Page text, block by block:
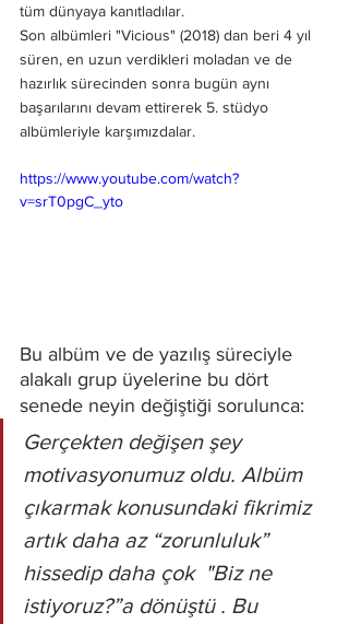
tüm dünyaya kanıtladılar.
Son albümleri "Vicious" (2018) dan beri 4 yıl
süren, en uzun verdikleri moladan ve de
hazırlık sürecinden sonra bugün aynı
başarılarını devam ettirerek 5. stüdyo
albümleriyle karşımızdalar.
https://www.youtube.com/watch?
v=srT0pgC_yto
Bu albüm ve de yazılış süreciyle
alakalı grup üyelerine bu dört
senede neyin değiştiği sorulunca:
Gerçekten değişen şey
motivasyonumuz oldu. Albüm
çıkarmak konusundaki fikrimiz
artık daha az “zorunluluk”
hissedip daha çok  "Biz ne
istiyoruz?”a dönüştü . Bu